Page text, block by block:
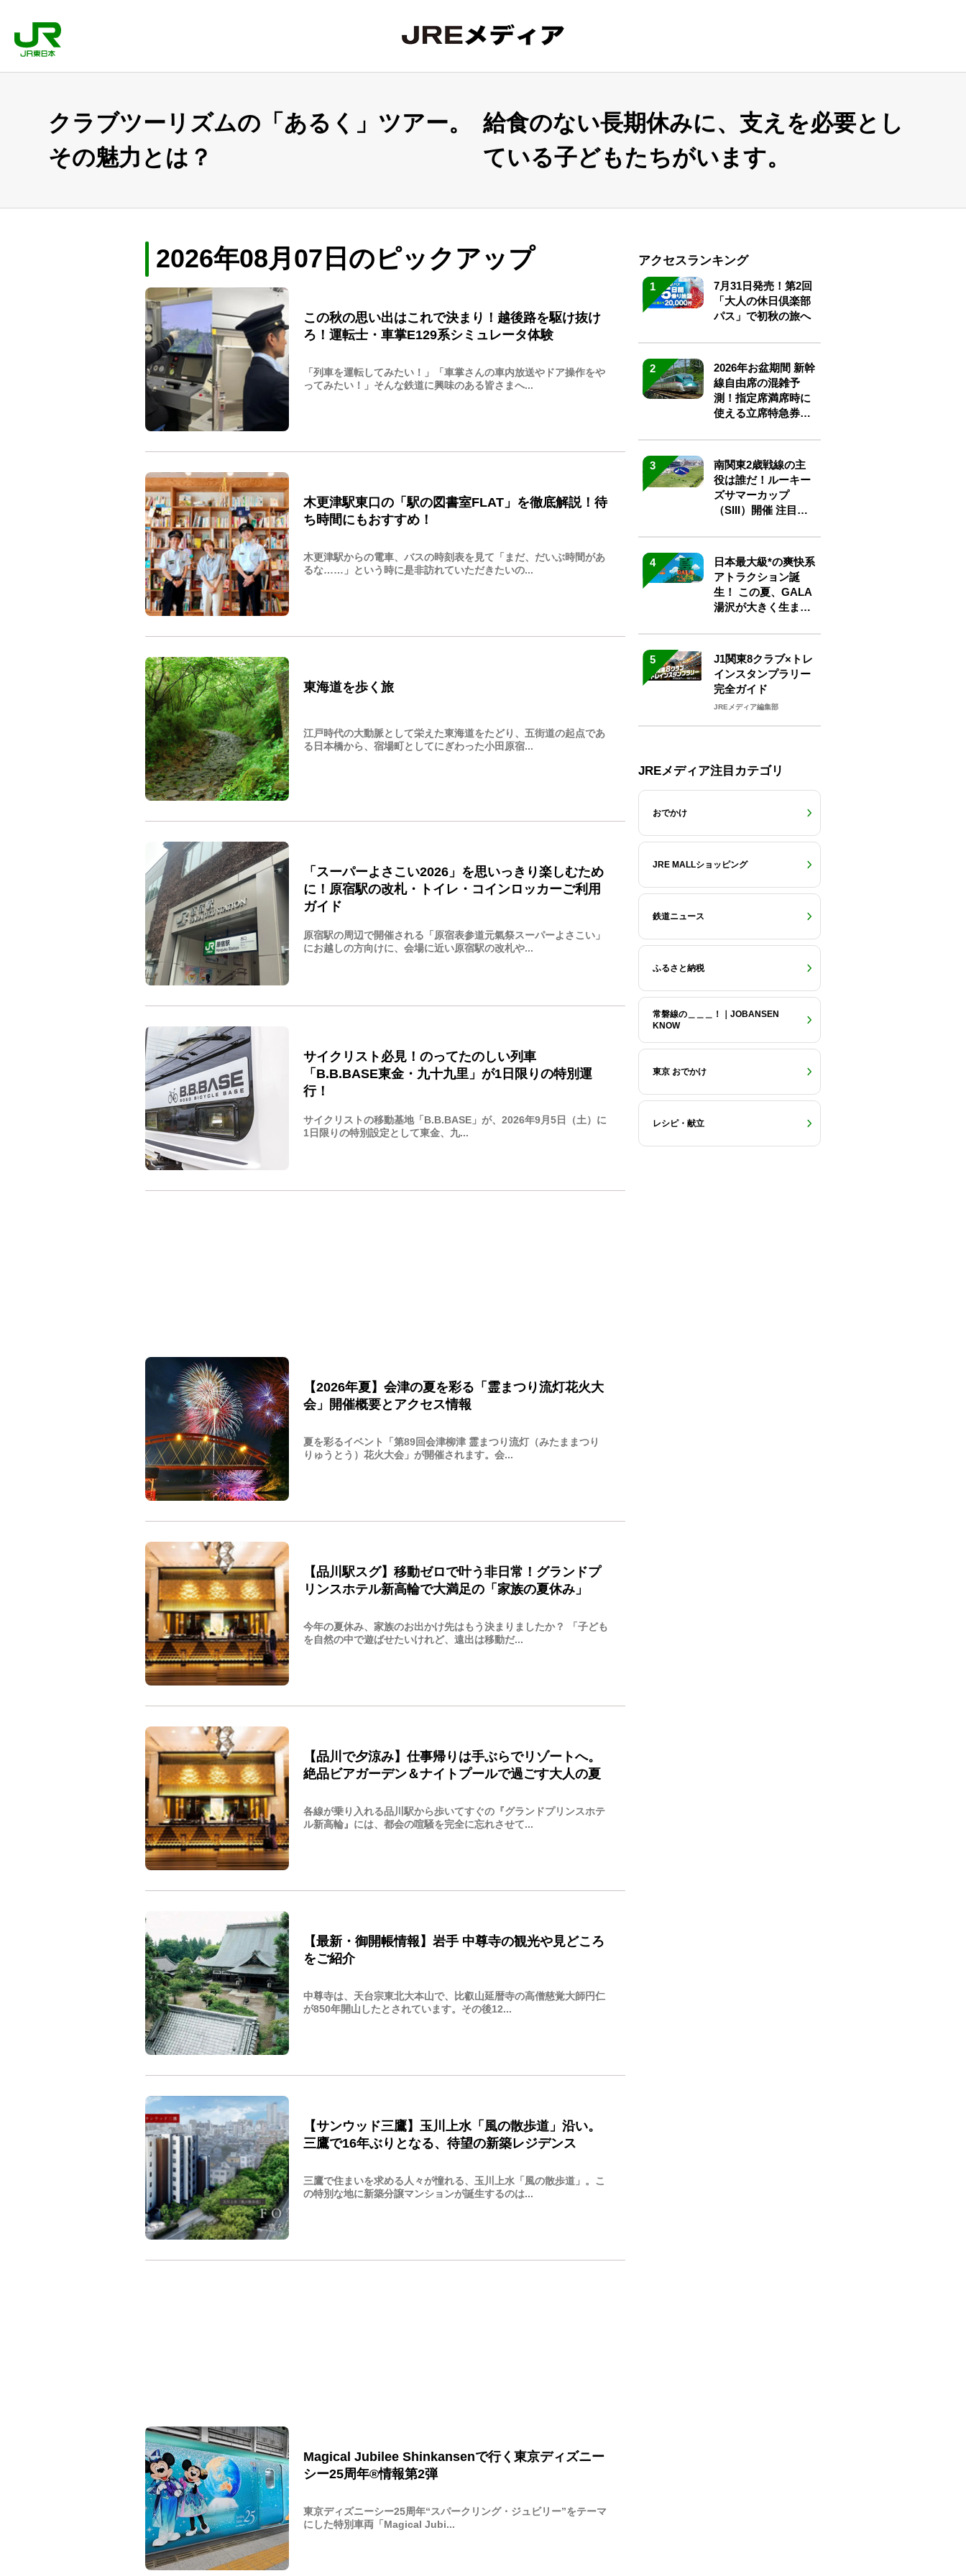
クラブツーリズムの「あるく」ツアー。
その魅力とは？
給食のない長期休みに、支えを必要とし
ている子どもたちがいます。
2026年08月07日のピックアップ
この秋の思い出はこれで決まり！越後路を駆け抜け
ろ！運転士・車掌E129系シミュレータ体験
「列車を運転してみたい！」「車掌さんの車内放送やドア操作をや
ってみたい！」そんな鉄道に興味のある皆さまへ...
木更津駅東口の「駅の図書室FLAT」を徹底解説！待
ち時間にもおすすめ！
木更津駅からの電車、バスの時刻表を見て「まだ、だいぶ時間があ
るな……」という時に是非訪れていただきたいの...
東海道を歩く旅
江戸時代の大動脈として栄えた東海道をたどり、五街道の起点であ
る日本橋から、宿場町としてにぎわった小田原宿...
「スーパーよさこい2026」を思いっきり楽しむため
に！原宿駅の改札・トイレ・コインロッカーご利用
ガイド
原宿駅の周辺で開催される「原宿表参道元氣祭スーパーよさこい」
にお越しの方向けに、会場に近い原宿駅の改札や...
サイクリスト必見！のってたのしい列車
「B.B.BASE東金・九十九里」が1日限りの特別運
行！
サイクリストの移動基地「B.B.BASE」が、2026年9月5日（土）に
1日限りの特別設定として東金、九...
【2026年夏】会津の夏を彩る「霊まつり流灯花火大
会」開催概要とアクセス情報
夏を彩るイベント「第89回会津柳津 霊まつり流灯（みたままつり
りゅうとう）花火大会」が開催されます。会...
【品川駅スグ】移動ゼロで叶う非日常！グランドプ
リンスホテル新高輪で大満足の「家族の夏休み」
今年の夏休み、家族のお出かけ先はもう決まりましたか？ 「子ども
を自然の中で遊ばせたいけれど、遠出は移動だ...
【品川で夕涼み】仕事帰りは手ぶらでリゾートへ。
絶品ビアガーデン＆ナイトプールで過ごす大人の夏
各線が乗り入れる品川駅から歩いてすぐの『グランドプリンスホテ
ル新高輪』には、都会の喧騒を完全に忘れさせて...
【最新・御開帳情報】岩手 中尊寺の観光や見どころ
をご紹介
中尊寺は、天台宗東北大本山で、比叡山延暦寺の高僧慈覚大師円仁
が850年開山したとされています。その後12...
【サンウッド三鷹】玉川上水「風の散歩道」沿い。
三鷹で16年ぶりとなる、待望の新築レジデンス
三鷹で住まいを求める人々が憧れる、玉川上水「風の散歩道」。こ
の特別な地に新築分譲マンションが誕生するのは...
Magical Jubilee Shinkansenで行く東京ディズニー
シー25周年®情報第2弾
東京ディズニーシー25周年“スパークリング・ジュビリー”をテーマ
にした特別車両「Magical Jubi...
アクセスランキング
1
7月31日発売！第2回
「大人の休日倶楽部
パス」で初秋の旅へ
2
2026年お盆期間 新幹
線自由席の混雑予
測！指定席満席時に
使える立席特急券も
3
南関東2歳戦線の主
役は誰だ！ルーキー
ズサマーカップ
（SIII）開催 注目馬
ク
4
日本最大級*の爽快系
アトラクション誕
生！ この夏、GALA
湯沢が大きく生まれ
5
J1関東8クラブ×トレ
インスタンプラリー
完全ガイド
JREメディア編集部
JREメディア注目カテゴリ
おでかけ
JRE MALLショッピング
鉄道ニュース
ふるさと納税
常磐線の＿＿＿！｜JOBANSEN
KNOW
東京 おでかけ
レシピ・献立